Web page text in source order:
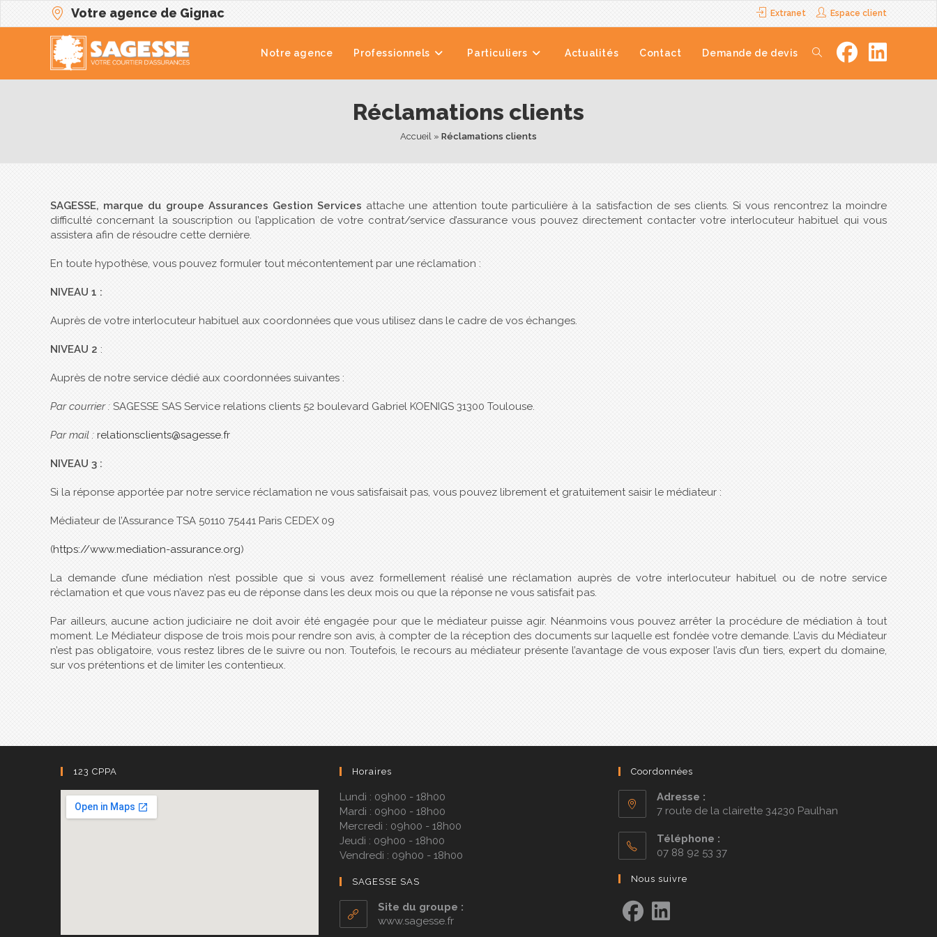
Extranet Espace client
Votre agence de Gignac
Notre agence Professionnels Particuliers Actualités Contact Demande de devis
Réclamations clients
Accueil » Réclamations clients
SAGESSE, marque du groupe Assurances Gestion Services attache une attention toute particulière à la satisfaction de ses clients. Si vous rencontrez la moindre
difficulté concernant la souscription ou l’application de votre contrat/service d’assurance vous pouvez directement contacter votre interlocuteur habituel qui vous
assistera afin de résoudre cette dernière.
En toute hypothèse, vous pouvez formuler tout mécontentement par une réclamation :
NIVEAU 1 :
Auprès de votre interlocuteur habituel aux coordonnées que vous utilisez dans le cadre de vos échanges.
NIVEAU 2 :
Auprès de notre service dédié aux coordonnées suivantes :
Par courrier : SAGESSE SAS Service relations clients 52 boulevard Gabriel KOENIGS 31300 Toulouse.
Par mail : relationsclients@sagesse.fr
NIVEAU 3 :
Si la réponse apportée par notre service réclamation ne vous satisfaisait pas, vous pouvez librement et gratuitement saisir le médiateur :
Médiateur de l’Assurance TSA 50110 75441 Paris CEDEX 09
(https://www.mediation-assurance.org)
La demande d’une médiation n’est possible que si vous avez formellement réalisé une réclamation auprès de votre interlocuteur habituel ou de notre service
réclamation et que vous n’avez pas eu de réponse dans les deux mois ou que la réponse ne vous satisfait pas.
Par ailleurs, aucune action judiciaire ne doit avoir été engagée pour que le médiateur puisse agir. Néanmoins vous pouvez arrêter la procédure de médiation à tout
moment. Le Médiateur dispose de trois mois pour rendre son avis, à compter de la réception des documents sur laquelle est fondée votre demande. L’avis du Médiateur
n’est pas obligatoire, vous restez libres de le suivre ou non. Toutefois, le recours au médiateur présente l’avantage de vous exposer l’avis d’un tiers, expert du domaine,
sur vos prétentions et de limiter les contentieux.
123 CPPA Horaires
Lundi : 09h00 - 18h00
Mardi : 09h00 - 18h00
Mercredi : 09h00 - 18h00
Jeudi : 09h00 - 18h00
Vendredi : 09h00 - 18h00
SAGESSE SAS
Site du groupe :
www.sagesse.fr
Coordonnées
Adresse :
7 route de la clairette 34230 Paulhan
Téléphone :
07 88 92 53 37
Nous suivre